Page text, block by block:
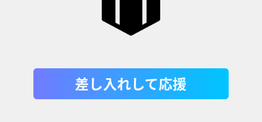
差し入れして応援